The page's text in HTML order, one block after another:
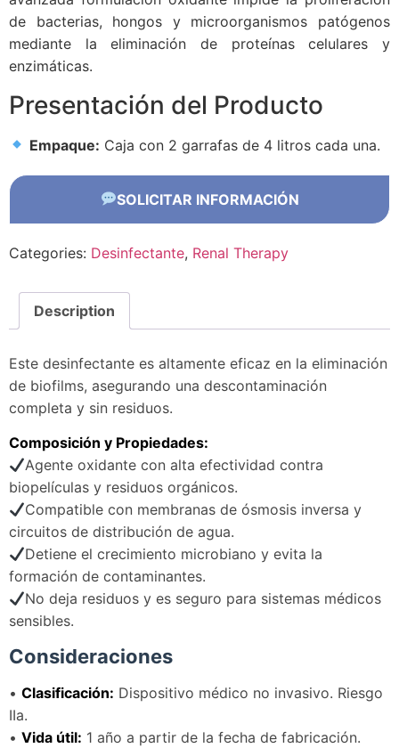
de bacterias, hongos y microorganismos patógenos
mediante la eliminación de proteínas celulares y
enzimáticas.
Presentación del Producto
Empaque: Caja con 2 garrafas de 4 litros cada una.
SOLICITAR INFORMACIÓN
Categories: Desinfectante, Renal Therapy
Description
Este desinfectante es altamente eficaz en la eliminación
de biofilms, asegurando una descontaminación
completa y sin residuos.
Composición y Propiedades:
Agente oxidante con alta efectividad contra
biopelículas y residuos orgánicos.
Compatible con membranas de ósmosis inversa y
circuitos de distribución de agua.
Detiene el crecimiento microbiano y evita la
formación de contaminantes.
No deja residuos y es seguro para sistemas médicos
sensibles.
Consideraciones
• Clasificación: Dispositivo médico no invasivo. Riesgo
IIa.
• Vida útil: 1 año a partir de la fecha de fabricación.